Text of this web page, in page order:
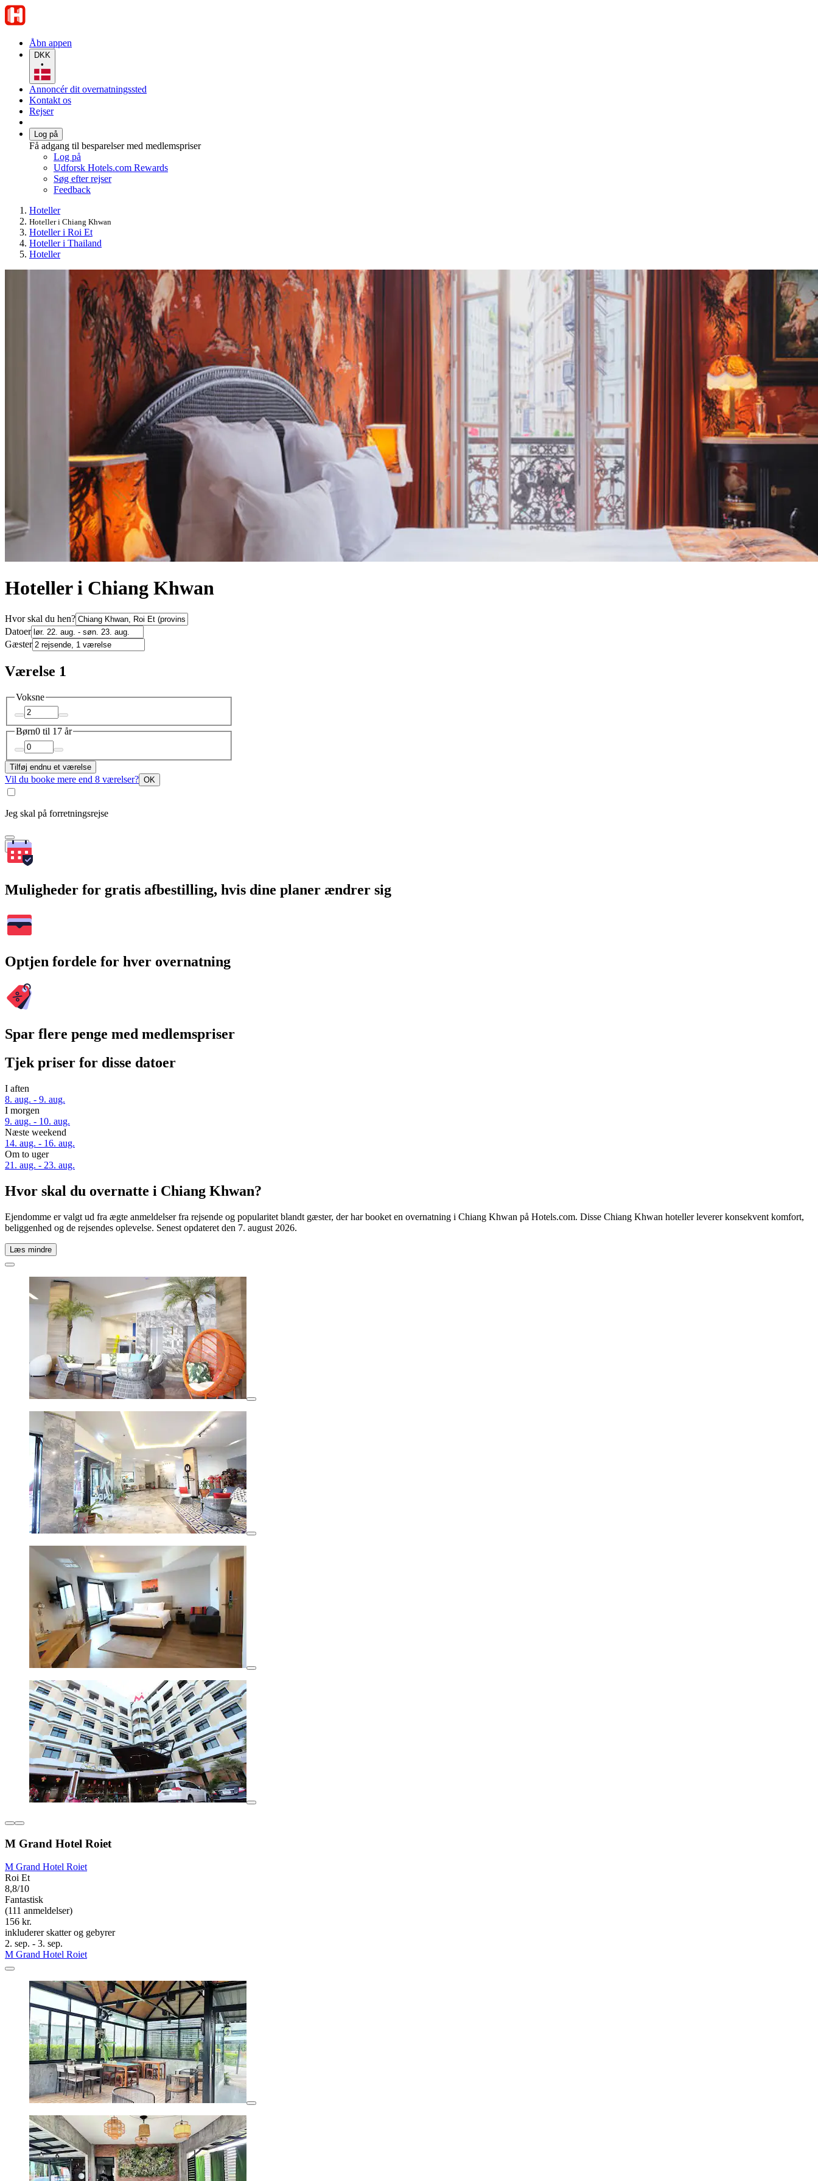
Åbn appen
DKK
•
Annoncér dit overnatningssted
Kontakt os
Rejser
Log på
Få adgang til besparelser med medlemspriser
Log på
Udforsk Hotels.com Rewards
Søg efter rejser
Feedback
Hoteller
Hoteller i Chiang Khwan
Hoteller i Roi Et
Hoteller i Thailand
Hoteller
Hoteller i Chiang Khwan
Hvor skal du hen?
Datoer
Gæster
Værelse 1
Voksne
Børn0 til 17 år
Tilføj endnu et værelse
Vil du booke mere end 8 værelser? OK
Jeg skal på forretningsrejse
Søg
Muligheder for gratis afbestilling, hvis dine planer ændrer sig
Optjen fordele for hver overnatning
Spar flere penge med medlemspriser
Tjek priser for disse datoer
I aften
8. aug. - 9. aug.
I morgen
9. aug. - 10. aug.
Næste weekend
14. aug. - 16. aug.
Om to uger
21. aug. - 23. aug.
Hvor skal du overnatte i Chiang Khwan?
Ejendomme er valgt ud fra ægte anmeldelser fra rejsende og popularitet blandt gæster, der har booket en overnatning i Chiang Khwan på Hotels.com. Disse Chiang Khwan hoteller leverer konsekvent komfort,
beliggenhed og de rejsendes oplevelse. Senest opdateret den 7. august 2026.
Læs mindre
M Grand Hotel Roiet
M Grand Hotel Roiet
Roi Et
8,8/10
Fantastisk
(111 anmeldelser)
156 kr.
inkluderer skatter og gebyrer
2. sep. - 3. sep.
M Grand Hotel Roiet